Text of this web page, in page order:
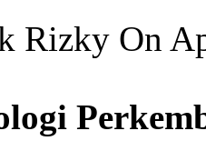
Rizky On